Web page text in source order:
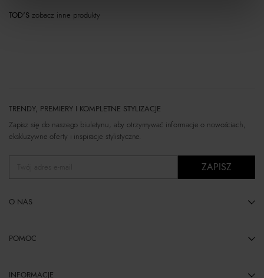
TOD'S zobacz inne produkty
TRENDY, PREMIERY I KOMPLETNE STYLIZACJE
Zapisz się do naszego biuletynu, aby otrzymywać informacje o nowościach,
ekskluzywne oferty i inspiracje stylistyczne.
ZAPISZ
O NAS
POMOC
INFORMACJE